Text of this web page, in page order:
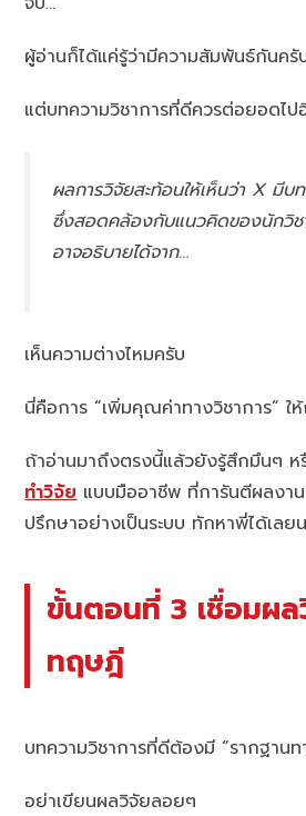
ผู้อ่านก็ได้แค่รู้ว่ามีความสัมพันธ์กันครั
แต่บทความวิชาการที่ดีควรต่อยอดไป
ผลการวิจัยสะท้อนให้เห็นว่า X มี
ซึ่งสอดคล้องกับแนวคิดของนักวิช
อาจอธิบายได้จาก…
เห็นความต่างไหมครับ
นี่คือการ “เพิ่มคุณค่าทางวิชาการ” ใ
ถ้าอ่านมาถึงตรงนี้แล้วยังรู้สึกมึนๆ
ทำวิจัยแบบมืออาชีพ ที่การันตีผลงาน
ปรึกษาอย่างเป็นระบบ ทักหาพี่ได้เลย
ขั้นตอนที่ 3 เชื่อมผล
ทฤษฎี
บทความวิชาการที่ดีต้องมี “รากฐานท
อย่าเขียนผลวิจัยลอยๆ